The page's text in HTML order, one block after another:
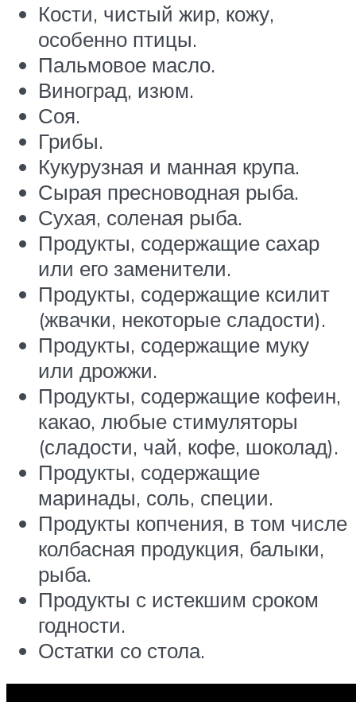
Кости, чистый жир, кожу,
особенно птицы.
Пальмовое масло.
Виноград, изюм.
Соя.
Грибы.
Кукурузная и манная крупа.
Сырая пресноводная рыба.
Сухая, соленая рыба.
Продукты, содержащие сахар
или его заменители.
Продукты, содержащие ксилит
(жвачки, некоторые сладости).
Продукты, содержащие муку
или дрожжи.
Продукты, содержащие кофеин,
какао, любые стимуляторы
(сладости, чай, кофе, шоколад).
Продукты, содержащие
маринады, соль, специи.
Продукты копчения, в том числе
колбасная продукция, балыки,
рыба.
Продукты с истекшим сроком
годности.
Остатки со стола.